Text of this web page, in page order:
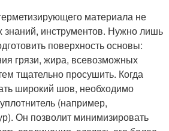
материала не
знаний, инструментов. Нужно лишь
поверхность основы:
грязи, жира, всевозможных
тщательно просушить. Когда
широкий шов, необходимо
(например,
Он позволит минимизировать